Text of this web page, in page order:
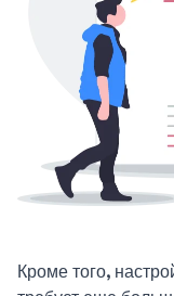
Кроме того,